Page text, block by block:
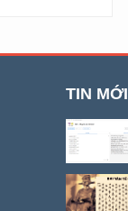
TIN MỚI